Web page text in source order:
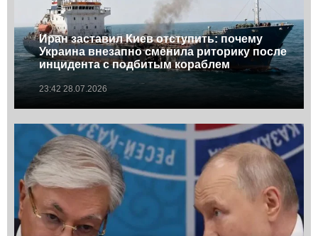
Иран заставил Киев отступить: почему
Украина внезапно сменила риторику после
инцидента с подбитым кораблем
23:42 28.07.2026